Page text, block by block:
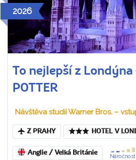
2026
To nejlepší z Londýna
POTTER
Návštěva studií Warner Bros. –
Z PRAHY HOTEL V
Anglie / Velká Británie
Náročnost